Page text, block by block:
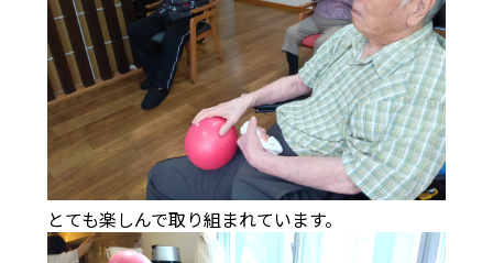
とても楽しんで取り組まれています。